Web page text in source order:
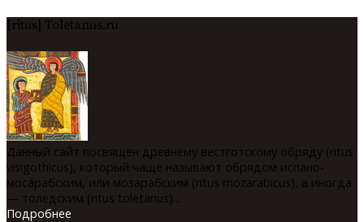
[ritus] Toletanus.ru
Данный сайт посвящен древнему вестготскому обряду (ritus
visigothicus), который чаще называют обрядом испано-
мосáрабским, или мозарабским (ritus mozarabicus), а иногда
— толедским (ritus toletanus)...
Подробнее